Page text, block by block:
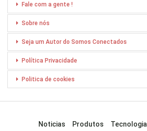
Fale com a gente !
Sobre nós
Seja um Autor do Somos Conectados
Política Privacidade
Politica de cookies
Noticias Produtos Tecnologia